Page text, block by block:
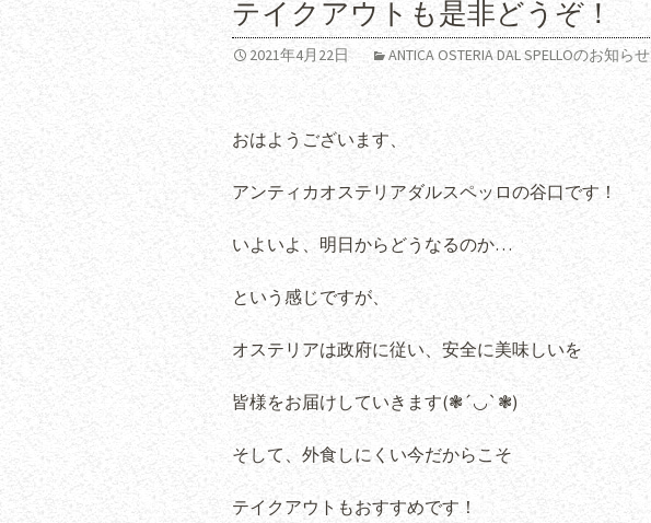
テイクアウトも是非どうぞ！
2021年4月22日 ANTICA OSTERIA DAL SPELLOのお知らせ
おはようございます、
アンティカオステリアダルスペッロの谷口です！
いよいよ、明日からどうなるのか…
という感じですが、
オステリアは政府に従い、安全に美味しいを
皆様をお届けしていきます(❃´◡`❃)
そして、外食しにくい今だからこそ
テイクアウトもおすすめです！